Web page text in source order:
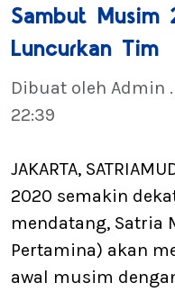
Sambut Musim
Luncurkan Tim
Dibuat oleh Admin
22:39
JAKARTA,
2020 semakin
mendatang, Satria
Pertamina) akan
awal musim